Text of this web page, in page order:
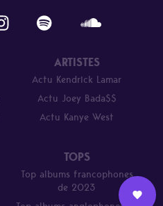
ARTISTES
Actu Kendrick Lamar
Actu Joey Bada$$
Actu Kanye West
TOPS
Top albums francophones
de 2023